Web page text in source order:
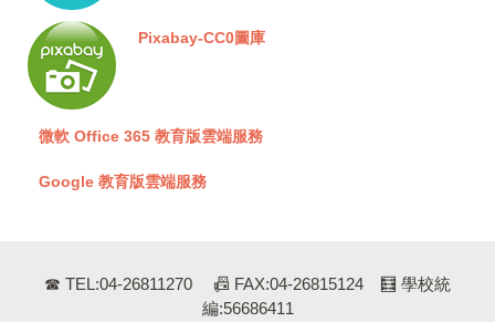
Pixabay-CC0圖庫
微軟 Office 365 教育版雲端服務
Google 教育版雲端服務
☎ TEL:04-26811270 📠 FAX:04-26815124 🧮 學校統
編:56686411